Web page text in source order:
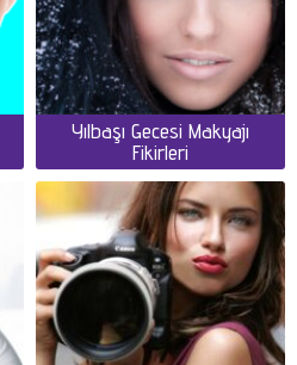
Yılbaşı Gecesi Makyajı
Fikirleri